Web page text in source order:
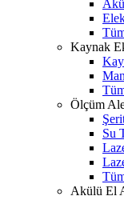
Kaynak
Ölçüm
Su
Akülü El